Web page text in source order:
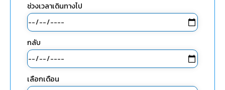
ช่วงเวลาเดินทางไป
กลับ
เลือกเดือน